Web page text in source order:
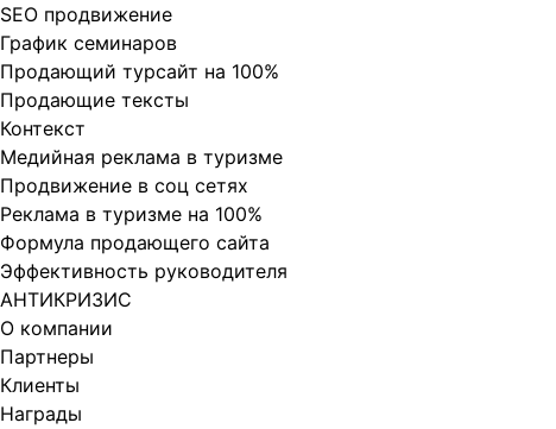
SEO продвижение
График семинаров
Продающий турсайт на 100%
Продающие тексты
Контекст
Медийная реклама в туризме
Продвижение в соц сетях
Реклама в туризме на 100%
Формула продающего сайта
Эффективность руководителя
АНТИКРИЗИС
О компании
Партнеры
Клиенты
Награды